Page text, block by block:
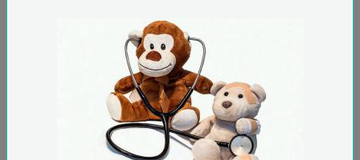
multiforme ?
Quilling : comment utiliser un gabarit carré ?